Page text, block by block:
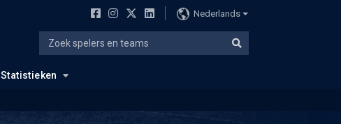
Nederlands
Statistieken